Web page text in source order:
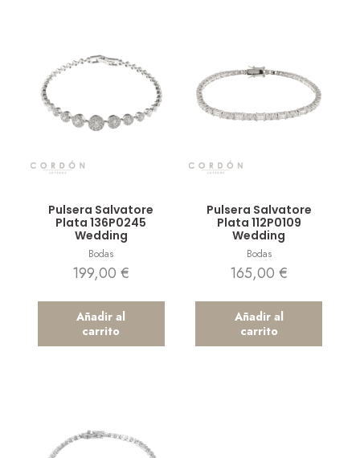
Pulsera Salvatore
Plata 136P0245
Wedding
Bodas
199,00€
Añadir al
carrito
Pulsera Salvatore
Plata 112P0109
Wedding
Bodas
165,00€
Añadir al
carrito